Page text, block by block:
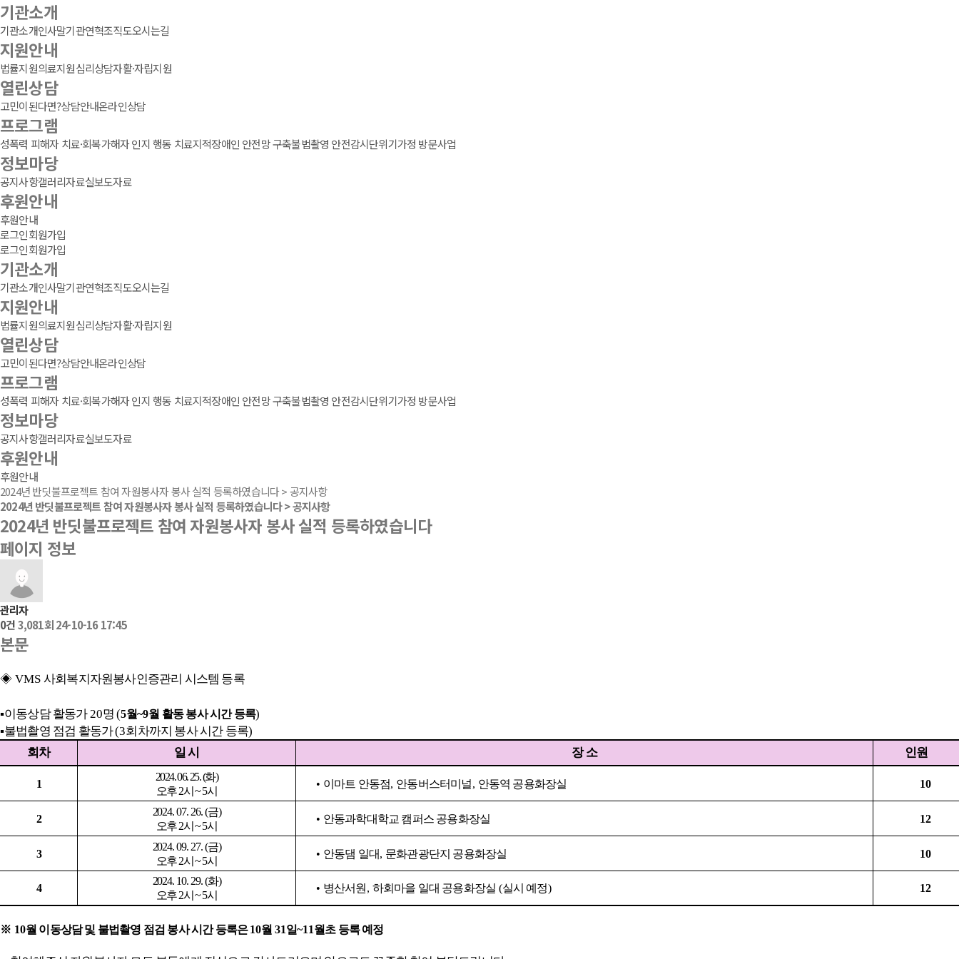
기관소개
기관소개인사말기관연혁조직도오시는길
지원안내
법률지원의료지원심리상담자활·자립지원
열린상담
고민이된다면?상담안내온라인상담
프로그램
성폭력 피해자 치료·회복가해자 인지 행동 치료지적장애인 안전망 구축불법촬영 안전감시단위기가정 방문사업
정보마당
공지사항갤러리자료실보도자료
후원안내
후원안내
로그인회원가입
로그인회원가입
기관소개
기관소개인사말기관연혁조직도오시는길
지원안내
법률지원의료지원심리상담자활·자립지원
열린상담
고민이된다면?상담안내온라인상담
프로그램
성폭력 피해자 치료·회복가해자 인지 행동 치료지적장애인 안전망 구축불법촬영 안전감시단위기가정 방문사업
정보마당
공지사항갤러리자료실보도자료
후원안내
후원안내
2024년 반딧불프로젝트 참여 자원봉사자 봉사 실적 등록하였습니다 > 공지사항
2024년 반딧불프로젝트 참여 자원봉사자 봉사 실적 등록하였습니다 > 공지사항
2024년 반딧불프로젝트 참여 자원봉사자 봉사 실적 등록하였습니다
페이지 정보
관리자
0건3,081회24-10-16 17:45
본문
◈ VMS 사회복지자원봉사인증관리 시스템 등록
▪이동상담 활동가20명(5월~9월 활동 봉사 시간 등록)
▪불법촬영 점검 활동가(3회차까지 봉사 시간 등록)
회차
일 시 장 소 인원
1
2024. 06. 25. (화)
오후2시~ 5시
• 이마트 안동점, 안동버스터미널, 안동역 공용화장실 10
2
2024. 07. 26. (금)
오후2시~ 5시
• 안동과학대학교 캠퍼스 공용화장실 12
3
2024. 09. 27. (금)
오후2시~ 5시
• 안동댐 일대, 문화관광단지 공용화장실 10
4
2024. 10. 29. (화)
오후2시~ 5시
• 병산서원 , 하회마을 일대 공용화장실 (실시 예정) 12
※ 10월 이동상담 및 불법촬영 점검 봉사 시간 등록은10월 31일~11월초 등록 예정